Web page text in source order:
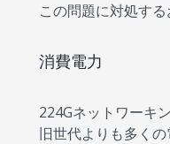
この問題に対処する
消費電力
224Gネットワーキ
旧世代よりも多くの